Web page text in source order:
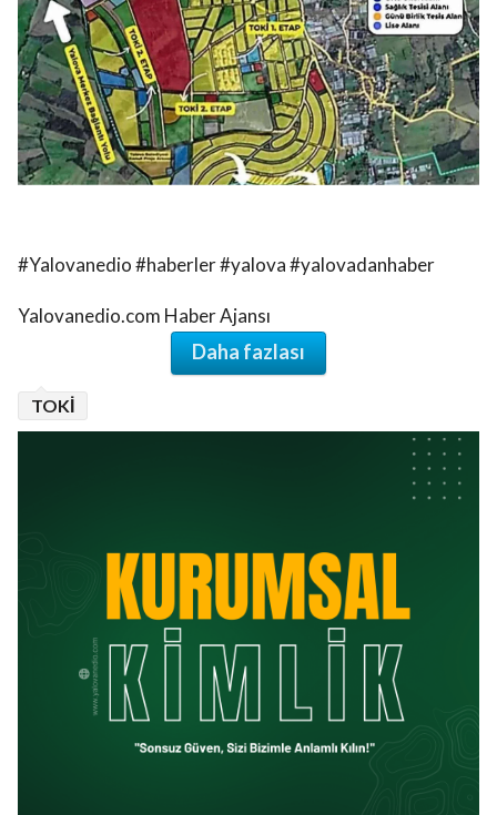
#Yalovanedio #haberler #yalova #yalovadanhaber
Yalovanedio.com Haber Ajansı
Daha fazlası
TOKİ